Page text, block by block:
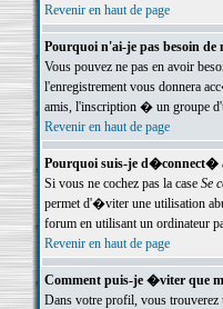
Revenir en haut de page
Pourquoi n'ai-je pas besoin de
Vous pouvez ne pas en avoir
l'enregistrement vous donnera
amis, l'inscription � un groupe
Revenir en haut de page
Pourquoi suis-je d�connect�
Si vous ne cochez pas la case Se
permet d'�viter une utilisation
forum en utilisant un
Revenir en haut de page
Comment puis-je �viter que
Dans votre profil, vous trouverez